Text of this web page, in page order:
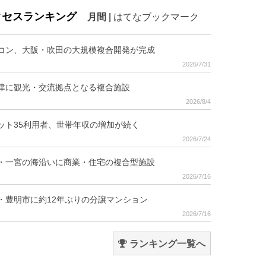
セスランキング 月間 はてなブックマーク
ン、大阪・吹田の大規模複合開発が完成
2026/7/31
に観光・交流拠点となる複合施設
2026/8/4
ト35利用者、世帯年収の増加が続く
2026/7/24
一宮の海沿いに商業・住宅の複合型施設
2026/7/16
豊明市に約12年ぶりの分譲マンション
2026/7/16
ランキング一覧へ